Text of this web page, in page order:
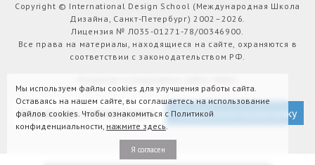
Copyright © International Design School (Международная Школа
Дизайна, Санкт-Петербург) 2002–2026.
Лицензия № Л035-01271-78/00346900.
Все права на материалы, находящиеся на сайте, охраняются в
соответствии с законодательством РФ.
Версия для слабовидящих Подписаться на рассылку
Мы используем файлы cookies для улучшения работы сайта.
Оставаясь на нашем сайте, вы соглашаетесь на использование
файлов cookies. Чтобы ознакомиться с Политикой
конфиденциальности, нажмите здесь.
Я согласен